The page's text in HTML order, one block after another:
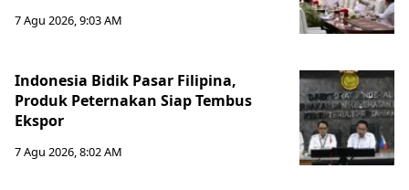
7 Agu 2026, 9:03 AM
Indonesia Bidik Pasar Filipina,
Produk Peternakan Siap Tembus
Ekspor
7 Agu 2026, 8:02 AM